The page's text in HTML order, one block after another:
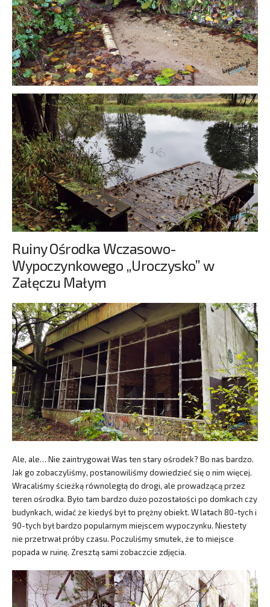
Ruiny Ośrodka Wczasowo-
Wypoczynkowego „Uroczysko” w
Załęczu Małym
Ale, ale… Nie zaintrygował Was ten stary ośrodek? Bo nas bardzo.
Jak go zobaczyliśmy, postanowiliśmy dowiedzieć się o nim więcej.
Wracaliśmy ścieżką równoległą do drogi, ale prowadzącą przez
teren ośrodka. Było tam bardzo dużo pozostałości po domkach czy
budynkach, widać że kiedyś był to prężny obiekt. W latach 80-tych i
90-tych był bardzo popularnym miejscem wypoczynku. Niestety
nie przetrwał próby czasu. Poczuliśmy smutek, że to miejsce
popada w ruinę. Zresztą sami zobaczcie zdjęcia.